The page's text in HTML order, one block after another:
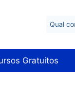
Qual
Gratuitos